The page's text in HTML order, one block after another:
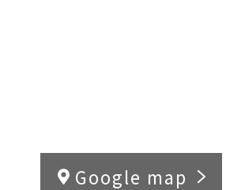
Google map